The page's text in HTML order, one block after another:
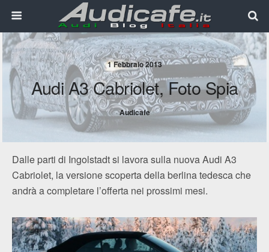
1 Febbraio 2013
Audi A3 Cabriolet, Foto Spia
Audicafe
Dalle parti di Ingolstadt si lavora sulla nuova Audi A3
Cabriolet, la versione scoperta della berlina tedesca che
andrà a completare l’offerta nei prossimi mesi.